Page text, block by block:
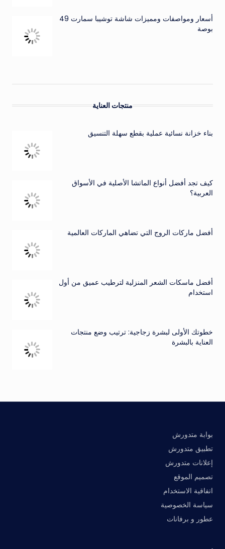
أسعار ومواصفات ومميزات شاشة توشيبا سمارت 49
بوصة
منتجات العناية
بناء خزانة نسائية عملية بقطع سهلة التنسيق
كيف تجد أفضل أنواع الماتشا الأصلية في الأسواق
العربية؟
أفضل ماركات الروج التي تضاهي الماركات العالمية
أفضل ماسكات الشعر المنزلية لترطيب عميق من أول
استخدام
خطوتك الأولى لبشرة زجاجية: ترتيب وضع منتجات
العناية بالبشرة
بوابة متدورش
تطبيق متدورش
إعلانات متدورش
تصميم الموقع
اتفاقية الاستخدام
سياسة الخصوصية
عطور و برفانات